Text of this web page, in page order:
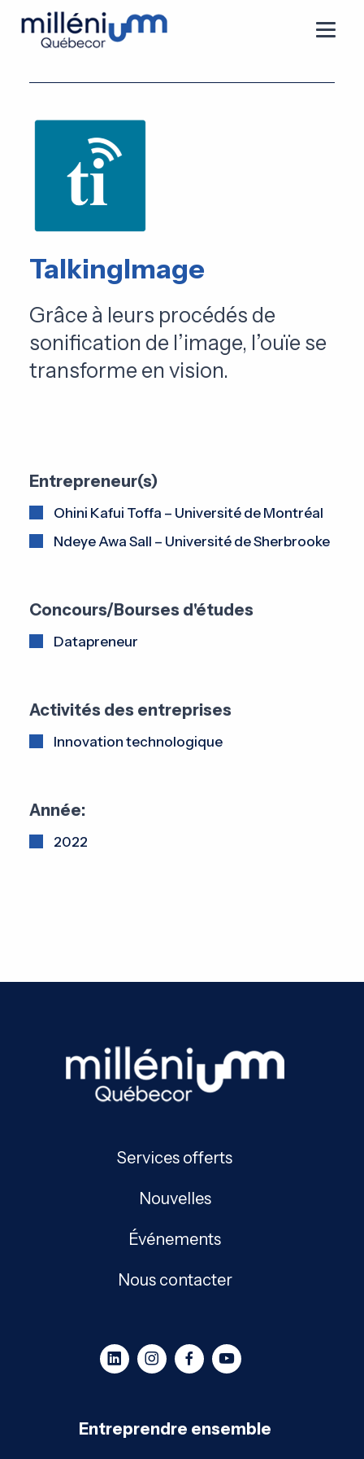
TalkingImage
Grâce à leurs procédés de
sonification de l’image, l’ouïe se
transforme en vision.
Entrepreneur(s)
Ohini Kafui Toffa – Université de Montréal
Ndeye Awa Sall – Université de Sherbrooke
Concours/Bourses d'études
Datapreneur
Activités des entreprises
Innovation technologique
Année:
2022
Services offerts
Nouvelles
Événements
Nous contacter
Entreprendre ensemble